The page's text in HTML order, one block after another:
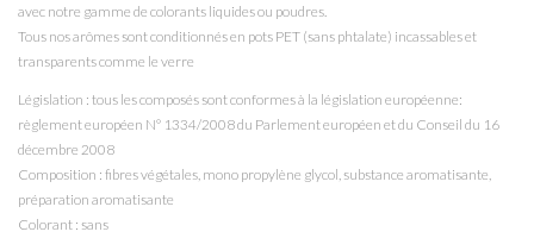
avec notre gamme de colorants liquides ou poudres.
Tous nos arômes sont conditionnés en pots PET (sans phtalate) incassables et
transparents comme le verre
Législation : tous les composés sont conformes à la législation européenne:
règlement européen N° 1334/2008 du Parlement européen et du Conseil du 16
décembre 2008
Composition : fibres végétales, mono propylène glycol , substance aromatisante,
préparation aromatisante
Colorant : sans